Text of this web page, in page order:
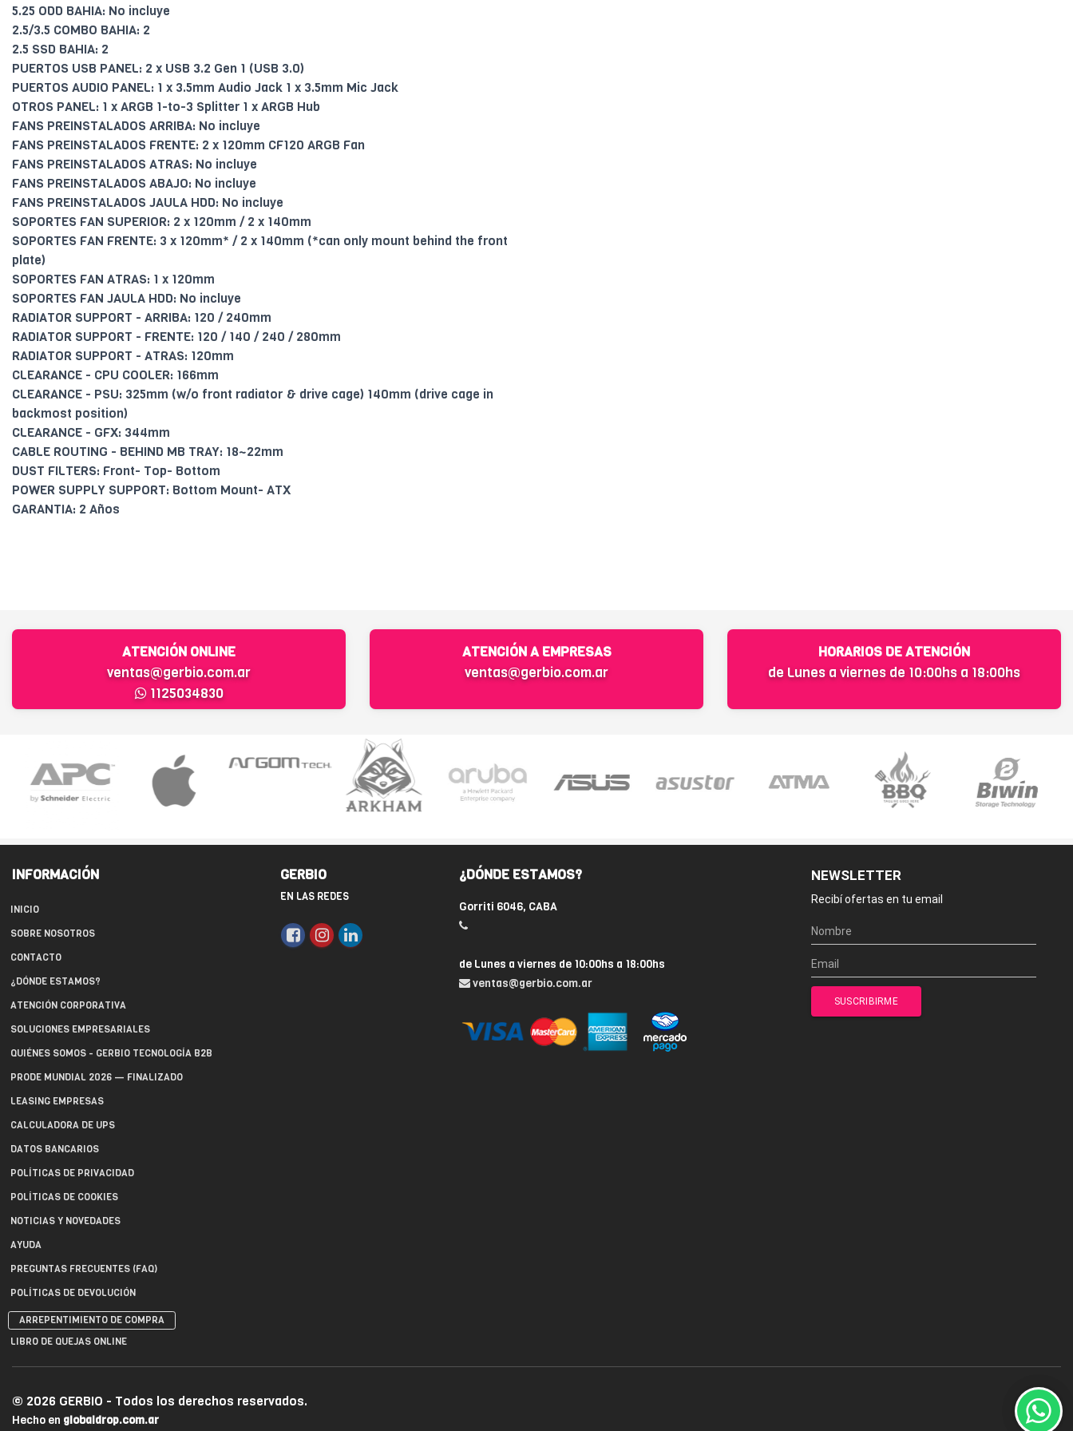
5.25 ODD BAHIA: No incluye
2.5/3.5 COMBO BAHIA: 2
2.5 SSD BAHIA: 2
PUERTOS USB PANEL: 2 x USB 3.2 Gen 1 (USB 3.0)
PUERTOS AUDIO PANEL: 1 x 3.5mm Audio Jack 1 x 3.5mm Mic Jack
OTROS PANEL: 1 x ARGB 1-to-3 Splitter 1 x ARGB Hub
FANS PREINSTALADOS ARRIBA: No incluye
FANS PREINSTALADOS FRENTE: 2 x 120mm CF120 ARGB Fan
FANS PREINSTALADOS ATRAS: No incluye
FANS PREINSTALADOS ABAJO: No incluye
FANS PREINSTALADOS JAULA HDD: No incluye
SOPORTES FAN SUPERIOR: 2 x 120mm / 2 x 140mm
SOPORTES FAN FRENTE: 3 x 120mm* / 2 x 140mm (*can only mount behind the front
plate)
SOPORTES FAN ATRAS: 1 x 120mm
SOPORTES FAN JAULA HDD: No incluye
RADIATOR SUPPORT - ARRIBA: 120 / 240mm
RADIATOR SUPPORT - FRENTE: 120 / 140 / 240 / 280mm
RADIATOR SUPPORT - ATRAS: 120mm
CLEARANCE - CPU COOLER: 166mm
CLEARANCE - PSU: 325mm (w/o front radiator & drive cage) 140mm (drive cage in
backmost position)
CLEARANCE - GFX: 344mm
CABLE ROUTING - BEHIND MB TRAY: 18~22mm
DUST FILTERS: Front- Top- Bottom
POWER SUPPLY SUPPORT: Bottom Mount- ATX
GARANTIA: 2 Años
ATENCIÓN ONLINE
ventas@gerbio.com.ar
1125034830
ATENCIÓN A EMPRESAS
ventas@gerbio.com.ar
HORARIOS DE ATENCIÓN
de Lunes a viernes de 10:00hs a 18:00hs
INFORMACIÓN
INICIO
SOBRE NOSOTROS
CONTACTO
¿DÓNDE ESTAMOS?
ATENCIÓN CORPORATIVA
SOLUCIONES EMPRESARIALES
QUIÉNES SOMOS - GERBIO TECNOLOGÍA B2B
PRODE MUNDIAL 2026 — FINALIZADO
LEASING EMPRESAS
CALCULADORA DE UPS
DATOS BANCARIOS
POLÍTICAS DE PRIVACIDAD
POLÍTICAS DE COOKIES
NOTICIAS Y NOVEDADES
AYUDA
PREGUNTAS FRECUENTES (FAQ)
POLÍTICAS DE DEVOLUCIÓN
ARREPENTIMIENTO DE COMPRA
LIBRO DE QUEJAS ONLINE
GERBIO
EN LAS REDES
¿DÓNDE ESTAMOS?
Gorriti 6046, CABA
de Lunes a viernes de 10:00hs a 18:00hs
ventas@gerbio.com.ar
NEWSLETTER
Recibí ofertas en tu email
© 2026 GERBIO - Todos los derechos reservados.
Hecho en globaldrop.com.ar